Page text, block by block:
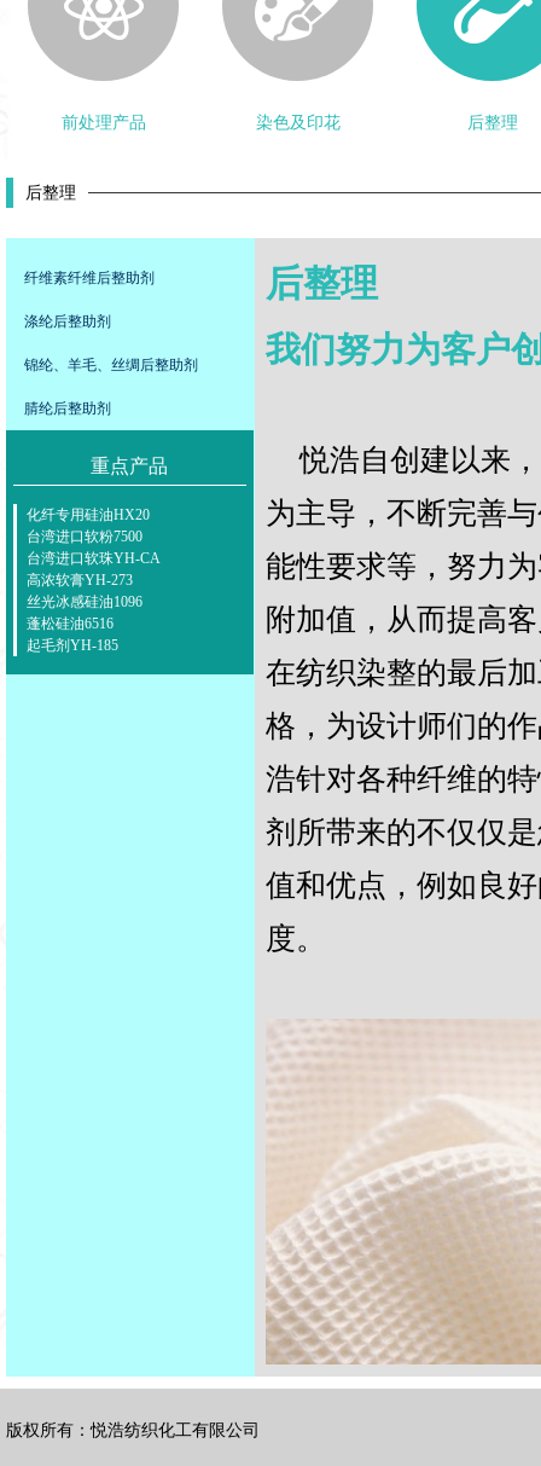
前处理产品 染色及印花 后整理
后整理
纤维素纤维后整助剂
涤纶后整助剂
锦纶、羊毛、丝绸后整助剂
腈纶后整助剂
重点产品
化纤专用硅油HX20
台湾进口软粉7500
台湾进口软珠YH-CA
高浓软膏YH-273
丝光冰感硅油1096
蓬松硅油6516
起毛剂YH-185
后整理
我们努力为客户
悦浩自创建以来
为主导，不断完善
能性要求等，努力
附加值，从而提高
在纺织染整的最后
格，为设计师们的
浩针对各种纤维的
剂所带来的不仅仅
值和优点，例如良
度。
版权所有：悦浩纺织化工有限公司